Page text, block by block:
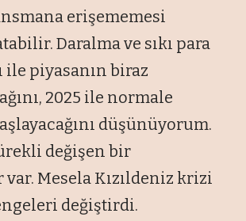
erişememesi
Daralma ve sıkı para
piyasanın biraz
2025 ile normale
düşünüyorum.
değişen bir
Mesela Kızıldeniz krizi
değiştirdi.